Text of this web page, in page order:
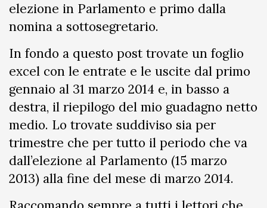
elezione in Parlamento e primo dalla
nomina a sottosegretario.
In fondo a questo post trovate un foglio
excel con le entrate e le uscite dal primo
gennaio al 31 marzo 2014 e, in basso a
destra, il riepilogo del mio guadagno netto
medio. Lo trovate suddiviso sia per
trimestre che per tutto il periodo che va
dall’elezione al Parlamento (15 marzo
2013) alla fine del mese di marzo 2014.